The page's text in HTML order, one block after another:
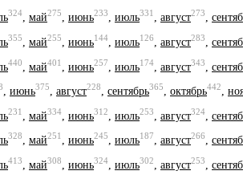
324, май275, июнь233, июль331, август273,
355 май255 июнь144 июль126 август283
440 май401 июнь257 июль174 август343
, июнь375, август228, сентябрь365, октябрь442,
231 май334 июнь312 июль253 август324
328, май251, июнь245, июль187, август266,
413 май308 июнь324 июль302 август253